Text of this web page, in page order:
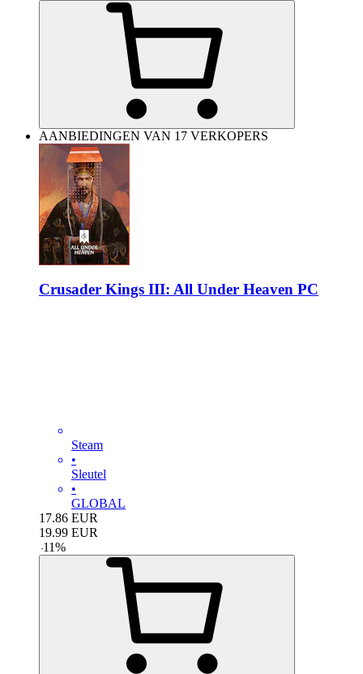
AANBIEDINGEN VAN 17 VERKOPERS
Crusader Kings III: All Under Heaven PC
Steam
•
Sleutel
•
GLOBAL
17.86 EUR
19.99 EUR
-11%